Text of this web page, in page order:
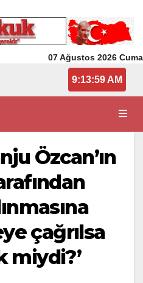
07 Ağustos 2026 Cuma
9:13:59 AM
Özcan’ın
çağrılsa
miydi?’